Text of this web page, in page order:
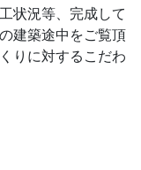
状況等、完成して
建築途中をご覧頂
りに対するこだわ